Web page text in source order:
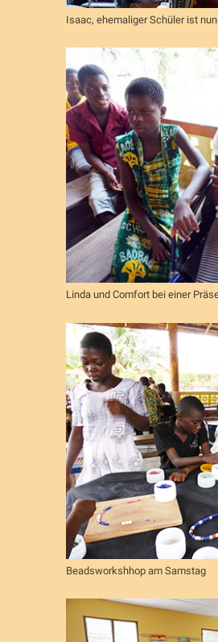
Isaac, ehemaliger Schüler ist
Linda und Comfort bei einer
Beadsworkshhop am Samstag